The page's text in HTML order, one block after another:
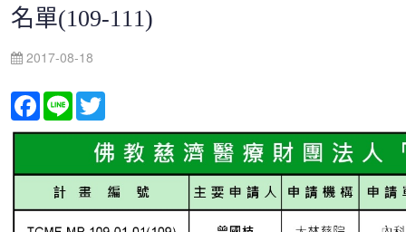
名單(109-111)
2017-08-18
Facebook
Line